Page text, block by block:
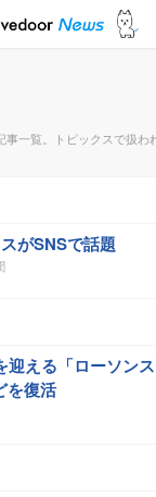
事一覧。トピックスで扱わ
がSNSで話題
迎える「ローソン
を復活